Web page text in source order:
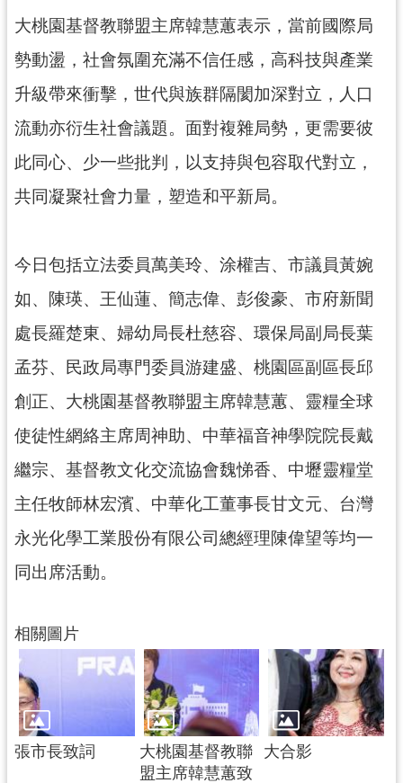
入
口
網
隱
私
政
策
安
全
政
策
政
府
網
站
料
開
宣
告
大桃園基督教聯盟主席韓慧蕙表示，當前國際局
勢動盪，社會氛圍充滿不信任感，高科技與產業
升級帶來衝擊，世代與族群隔閡加深對立，人口
流動亦衍生社會議題。面對複雜局勢，更需要彼
此同心、少一些批判，以支持與包容取代對立，
共同凝聚社會力量，塑造和平新局。
今日包括立法委員萬美玲、涂權吉、市議員黃婉
如、陳瑛、王仙蓮、簡志偉、彭俊豪、市府新聞
處長羅楚東、婦幼局長杜慈容、環保局副局長葉
孟芬、民政局專門委員游建盛、桃園區副區長邱
創正、大桃園基督教聯盟主席韓慧蕙、靈糧全球
使徒性網絡主席周神助、中華福音神學院院長戴
繼宗、基督教文化交流協會魏悌香、中壢靈糧堂
主任牧師林宏濱、中華化工董事長甘文元、台灣
永光化學工業股份有限公司總經理陳偉望等均一
同出席活動。
相關圖片
張市長致詞
大桃園基督教聯
盟主席韓慧蕙致
大合影